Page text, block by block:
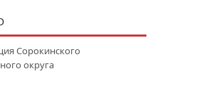
Сорокинского
округа